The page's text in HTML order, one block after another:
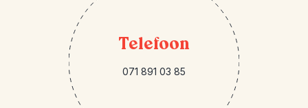
Telefoon
071 891 03 85